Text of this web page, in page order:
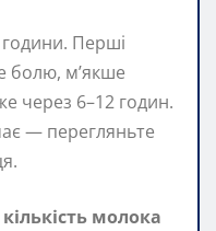
Перші
болю, м’якше
через 6–12 годин.
— перегляньте
молока